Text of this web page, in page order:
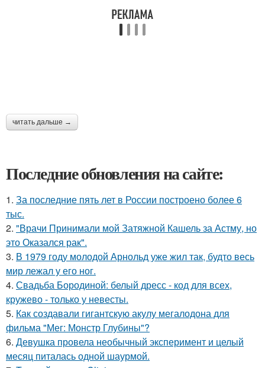
читать дальше →
Последние обновления на сайте:
1. За последние пять лет в России построено более 6
тыс.
2. "Врачи Принимали мой Затяжной Кашель за Астму, но
это Оказался рак".
3. В 1979 году молодой Арнольд уже жил так, будто весь
мир лежал у его ног.
4. Свадьба Бородиной: белый дресс - код для всех,
кружево - только у невесты.
5. Как создавали гигантскую акулу мегалодона для
фильма "Мег: Монстр Глубины"?
6. Девушка провела необычный эксперимент и целый
месяц питалась одной шаурмой.